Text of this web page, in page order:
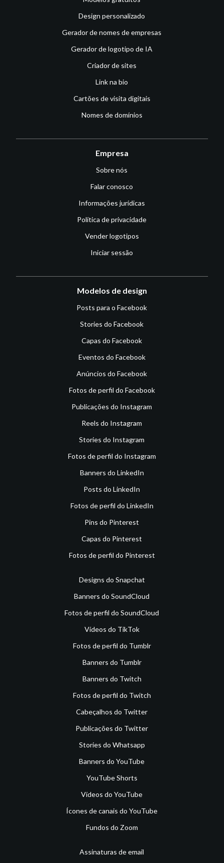
Design personalizado
Gerador de nomes de empresas
Gerador de logotipo de IA
Criador de sites
Link na bio
Cartões de visita digitais
Nomes de domínios
Empresa
Sobre nós
Falar conosco
Informações jurídicas
Política de privacidade
Vender logotipos
Iniciar sessão
Modelos de design
Posts para o Facebook
Stories do Facebook
Capas do Facebook
Eventos do Facebook
Anúncios do Facebook
Fotos de perfil do Facebook
Publicações do Instagram
Reels do Instagram
Stories do Instagram
Fotos de perfil do Instagram
Banners do LinkedIn
Posts do LinkedIn
Fotos de perfil do LinkedIn
Pins do Pinterest
Capas do Pinterest
Fotos de perfil do Pinterest
Designs do Snapchat
Banners do SoundCloud
Fotos de perfil do SoundCloud
Vídeos do TikTok
Fotos de perfil do Tumblr
Banners do Tumblr
Banners do Twitch
Fotos de perfil do Twitch
Cabeçalhos do Twitter
Publicações do Twitter
Stories do Whatsapp
Banners do YouTube
YouTube Shorts
Vídeos do YouTube
Ícones de canais do YouTube
Fundos do Zoom
Assinaturas de email